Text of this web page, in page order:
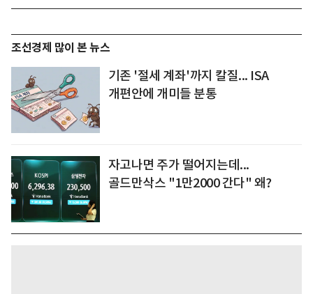
조선경제 많이 본 뉴스
기존 '절세 계좌'까지 칼질... ISA
개편안에 개미들 분통
자고나면 주가 떨어지는데...
골드만삭스 "1만2000 간다" 왜?